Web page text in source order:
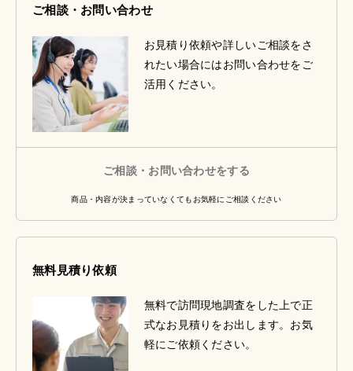
ご相談・お問い合わせ
お見積り依頼や詳しいご相談をさ
れたい場合にはお問い合わせをご
活用ください。
ご相談・お問い合わせをする
商品・内容が決まっていなくてもお気軽にご相談ください
無料見積り依頼
無料で訪問現地調査をした上で正
式なお見積りをお出します。お気
軽にご依頼ください。